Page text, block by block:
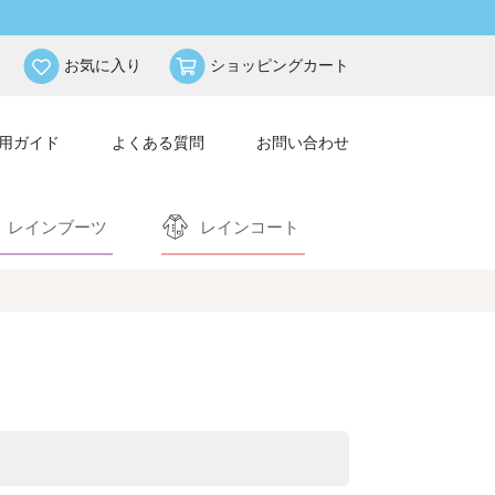
お気に入り ショッピングカート
ガイド よくある質問 お問い合わせ
レインブーツ レインコート